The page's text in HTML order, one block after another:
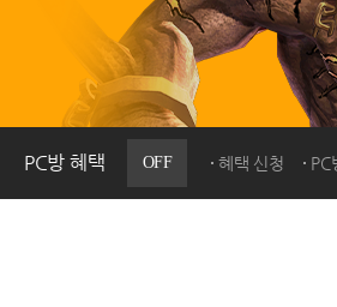
PC방 혜택 OFF 혜택 신청 PC
PC방으로간다